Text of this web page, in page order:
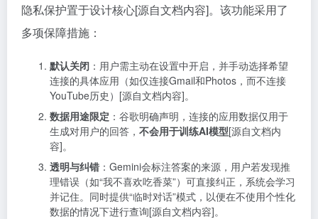
隐私保护置于设计核心[源自文档内容]。该功能采用了
多项保障措施：
默认关闭 ：用户需主动在设置中开启，并手动选择希望
连接的具体应用（如仅连接Gmail和Photos，而不连接
YouTube历史）[源自文档内容]。
数据用途限定 ：谷歌明确声明，连接的应用数据仅用于
生成对用户的回答， 不会用于训练AI模型[源自文档内
容]。
透明与纠错 ：Gemini会标注答案的来源，用户若发现推
理错误（如“我不喜欢吃香菜”）可直接纠正，系统会学习
并记住。同时提供“临时对话”模式，以便在不使用个性化
数据的情况下进行查询[源自文档内容]。